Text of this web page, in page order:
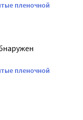
пленочной
пленочной